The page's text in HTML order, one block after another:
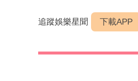
追蹤娛樂星聞 下載APP